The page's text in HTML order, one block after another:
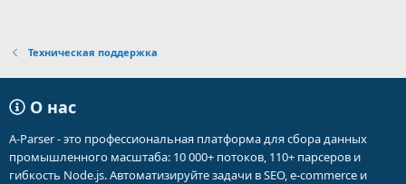
Техническая поддержка
О нас
A-Parser - это профессиональная платформа для сбора данных
промышленного масштаба: 10 000+ потоков, 110+ парсеров и
гибкость Node.js. Автоматизируйте задачи в SEO, e-commerce и